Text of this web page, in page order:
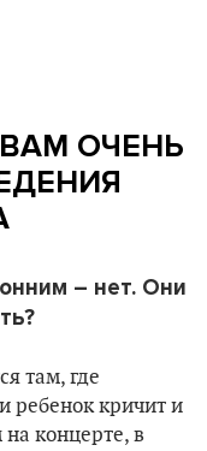
ОЧЕНЬ
– нет. Они
там, где
ребенок кричит и
концерте, в